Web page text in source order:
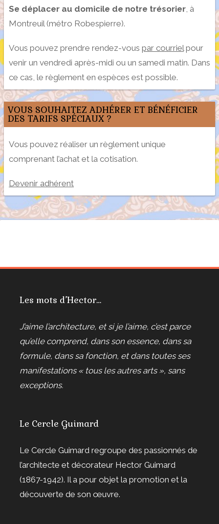
Se déplacer au domicile de notre trésorier , à
Montreuil (métro Robespierre).
Vous pouvez prendre rendez-vous par courriel pour
venir un vendredi après-midi ou un samedi matin. Dans
ce cas, le règlement en espèces est possible.
VOUS SOUHAITEZ ADHÉRER ET BÉNÉFICIER
DES TARIFS SPÉCIAUX ?
Vous pouvez réaliser un règlement unique
comprenant l’achat et la cotisation.
Devenir adhérent
Les mots d’Hector…
J’aime l’architecture, et si je l’aime, c’est parce
qu’elle comprend, dans son essence, dans sa
formule, dans sa fonction, et dans toutes ses
manifestations « tous les autres arts », sans
exceptions.
Le Cercle Guimard
Le Cercle Guimard regroupe des passionnés de
l’architecte et décorateur Hector Guimard
(1867-1942). Il a pour objet la promotion et la
découverte de son œuvre.